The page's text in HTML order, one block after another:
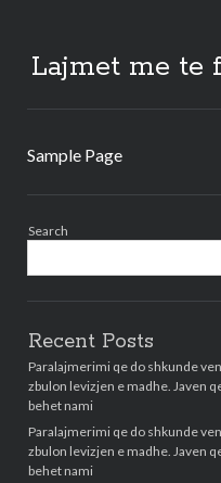
Lajmet me te
Sample Page
Search
Recent Posts
Paralajmerimi qe do shkunde
zbulon levizjen e madhe. Javen
behet nami
Paralajmerimi qe do shkunde
zbulon levizjen e madhe. Javen
behet nami